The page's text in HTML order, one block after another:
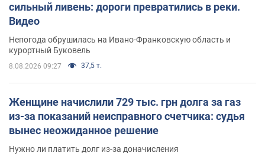
сильный ливень: дороги превратились в реки.
Видео
Непогода обрушилась на Ивано-Франковскую область и
курортный Буковель
8.08.2026 09:27 37,5 т.
Женщине начислили 729 тыс. грн долга за газ
из-за показаний неисправного счетчика: судья
вынес неожиданное решение
Нужно ли платить долг из-за доначисления